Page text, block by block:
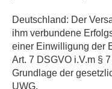
Deutschland: Der
ihm verbundene
einer Einwilligung der
Art. 7 DSGVO i.V.m §
Grundlage der
UWG.